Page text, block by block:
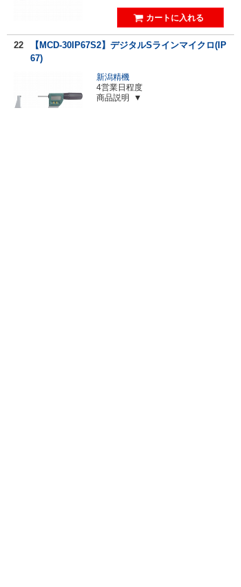
22
【MCD-30IP67S2】デジタルSラインマイクロ(IP
67)
新潟精機
4営業日程度
商品説明